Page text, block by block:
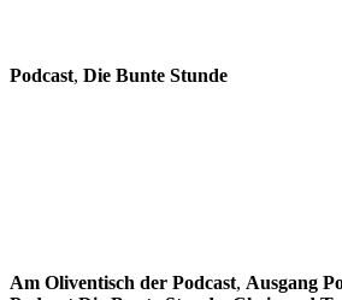
Podcast, Die Bunte Stunde
Am Oliventisch der Podcast, Ausgang